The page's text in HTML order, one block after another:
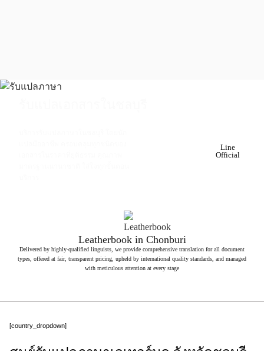
Line
Official
Leatherbook in Chonburi
Delivered by highly-qualified linguists, we provide comprehensive translation for all document
types, offered at fair, transparent pricing, upheld by international quality standards, and managed
with meticulous attention at every stage
[country_dropdown]